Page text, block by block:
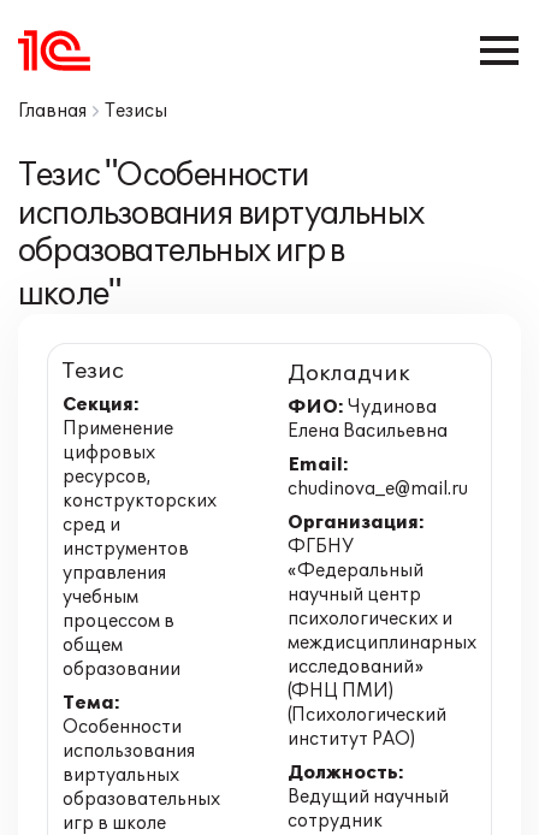
Главная Тезисы
Тезис "Особенности
использования виртуальных
образовательных игр в
школе"
Тезис
Секция:
Применение
цифровых
ресурсов,
конструкторских
сред и
инструментов
управления
учебным
процессом в
общем
образовании
Тема:
Особенности
использования
виртуальных
образовательных
игр в школе
Докладчик
ФИО: Чудинова
Елена Васильевна
Email:
chudinova_e@mail.ru
Организация:
ФГБНУ
«Федеральный
научный центр
психологических и
междисциплинарных
исследований»
(ФНЦ ПМИ)
(Психологический
институт РАО)
Должность:
Ведущий научный
сотрудник